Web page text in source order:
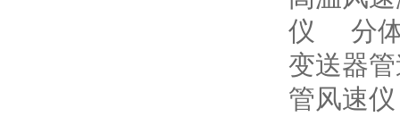
仪
分
变送器
管风速仪